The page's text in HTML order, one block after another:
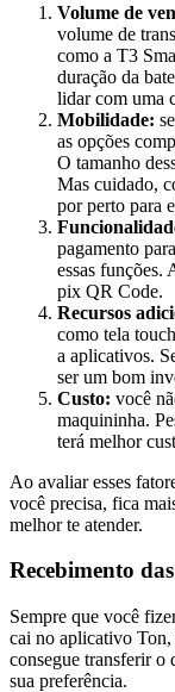
Volume de
volume de
como a T3
duração da
lidar com uma
Mobilidade:
as opções
O tamanho
Mas cuidado,
por perto para
pagamento
essas funções.
pix QR Code.
Recursos
como tela
a aplicativos.
ser um bom
Custo: você
maquininha.
terá melhor
Ao avaliar esses
você precisa, fica
melhor te atender.
Recebimento
Sempre que você
cai no aplicativo Ton,
consegue transferir o
sua preferência.